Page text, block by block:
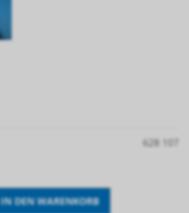
628 107
IN DEN WARENKORB